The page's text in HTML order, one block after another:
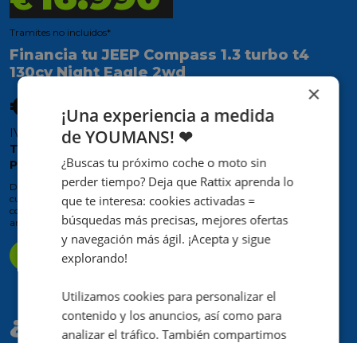
¿Te interesa?
Tramites no incluidos*
Financia tu JEEP Compass 1.3 turbo t4
130cv Night Eagle 2wd
€ 331 /mes
IVA incluida y deducible
TIN 10,55% | TAE MAX 13,15% | ANTICIPO € 1.000
PRIMEROS 72 MESES
Descuento válido para financiaciones a partir de 72 meses. La
cuota mostrada es orientativa y puede variar en función de las
condiciones de financiación. Garantía básica 12 meses incluida,
ampliable a 60 meses.
Reserva ahora
×
¡Una experiencia a medida
de YOUMANS! ❤
¿Buscas tu próximo coche o moto sin
perder tiempo? Deja que Rattix aprenda lo
que te interesa: cookies activadas =
búsquedas más precisas, mejores ofertas
y navegación más ágil. ¡Acepta y sigue
explorando!
Utilizamos cookies para personalizar el
contenido y los anuncios, así como para
analizar el tráfico. También compartimos